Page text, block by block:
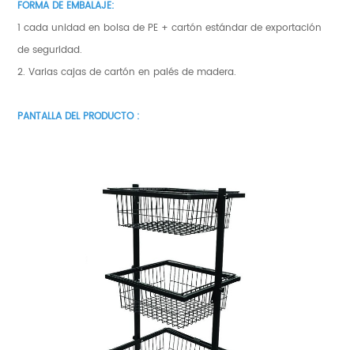
FORMA DE EMBALAJE:
1 cada unidad en bolsa de PE + cartón estándar de exportación
de seguridad.
2. Varias cajas de cartón en palés de madera.
PANTALLA DEL PRODUCTO :